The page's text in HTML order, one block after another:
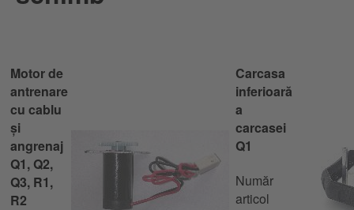
Motor de
antrenare
cu cablu
și
angrenaj
Q1, Q2,
Q3, R1,
R2
Carcasa
inferioară
a
carcasei
Q1
Număr
articol